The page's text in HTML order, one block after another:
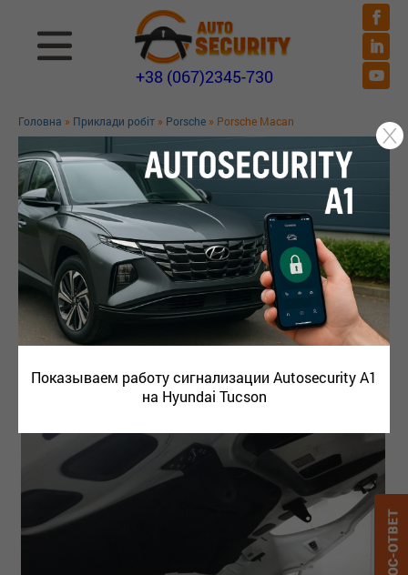
Показываем работу сигнализации Autosecurity A1
на Hyundai Tucson
+38 (067)2345-730
Головна » Приклади робіт » Porsche » Porsche Macan
PORSCHE MACAN